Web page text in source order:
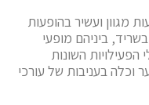
מגוון ועשיר בהופעות
ביניהם מופעי
השונות
בעניבות של עורכי